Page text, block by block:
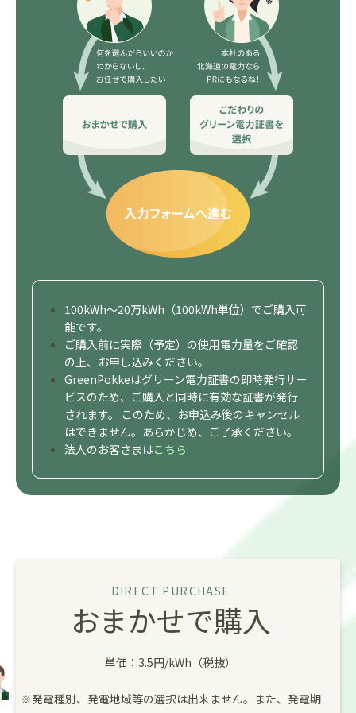
100kWh～20万kWh（100kWh単位）でご購入可
能です。
ご購入前に実際（予定）の使用電力量をご確認
の上、お申し込みください。
GreenPokkeはグリーン電力証書の即時発行サー
ビスのため、ご購入と同時に有効な証書が発行
されます。 このため、お申込み後のキャンセル
はできません。あらかじめ、ご了承ください。
法人のお客さまはこちら
DIRECT PURCHASE
おまかせで購入
単価：3.5円/kWh（税抜）
※発電種別、発電地域等の選択は出来ません。また、発電期